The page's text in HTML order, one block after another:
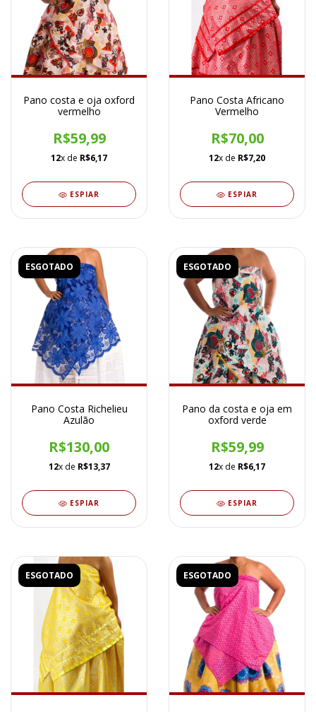
Pano costa e oja oxford
vermelho
R$59,99
12x de R$6,17
ESPIAR
Pano Costa Africano
Vermelho
R$70,00
12x de R$7,20
ESPIAR
ESGOTADO
Pano Costa Richelieu
Azulão
R$130,00
12x de R$13,37
ESPIAR
ESGOTADO
Pano da costa e oja em
oxford verde
R$59,99
12x de R$6,17
ESPIAR
ESGOTADO ESGOTADO